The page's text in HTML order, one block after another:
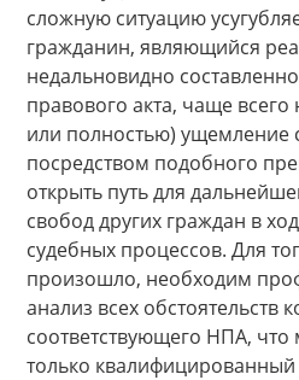
сложную ситуацию
гражданин, являющийся
недальновидно
правового акта, чаще всего
или полностью) ущемление
посредством подобного
открыть путь для
свобод других граждан в
судебных процессов. Для
произошло, необходим
анализ всех обстоятельств
соответствующего НПА, что
только квалифицированный